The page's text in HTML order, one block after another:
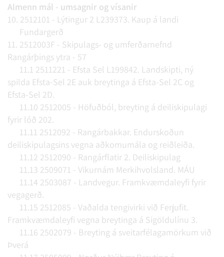
Almenn mál - umsagnir og vísanir
10. 2512101 - Lýtingur 2 L239373. Kaup á landi
Fundargerð
11. 2512003F - Skipulags- og umferðarnefnd
Rangárþings ytra - 57
11.1 2511221 - Efsta Sel L199842. Landskipti, ný
spilda Efsta-Sel 2E auk breytinga á Efsta-Sel 2C og
Efsta-Sel 2D.
11.10 2512005 - Höfuðból, breyting á deiliskipulagi
fyrir lóð 202.
11.11 2512092 - Rangárbakkar. Endurskoðun
deiliskipulagsins vegna aðkomumála og reiðleiða.
11.12 2512090 - Rangárflatir 2. Deiliskipulag
11.13 2509071 - Vikurnám Merkihvolsland. MÁU
11.14 2503087 - Landvegur. Framkvæmdaleyfi fyrir
vegagerð.
11.15 2512085 - Vaðalda tengivirki við Ferjufit.
Framkvæmdaleyfi vegna breytinga á Sigöldulínu 3.
11.16 2502079 - Breyting á sveitarfélagamörkum við
Þverá